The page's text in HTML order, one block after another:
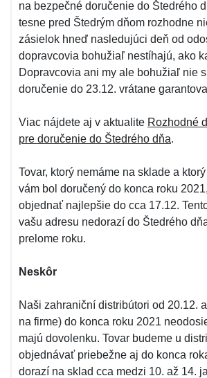
na bezpečné doručenie do Štedrého
tesne pred Štedrým dňom rozhodne
zásielok hneď nasledujúci deň od
dopravcovia bohužiaľ nestíhajú, ako
Dopravcovia ani my ale bohužiaľ nie
doručenie do 23.12. vrátane
Viac nájdete aj v aktualite Rozhodné
pre doručenie do Štedrého dňa.
Tovar, ktorý nemáme na sklade a
vám bol doručený do konca roku
objednať najlepšie do cca 17.12.
vašu adresu nedorazí do Štedrého
prelome roku.
Neskôr
Naši zahraniční distribútori od 20.12.
na firme) do konca roku 2021
majú dovolenku. Tovar budeme u
objednávať priebežne aj do konca
dorazí na sklad cca medzi 10. až 14.